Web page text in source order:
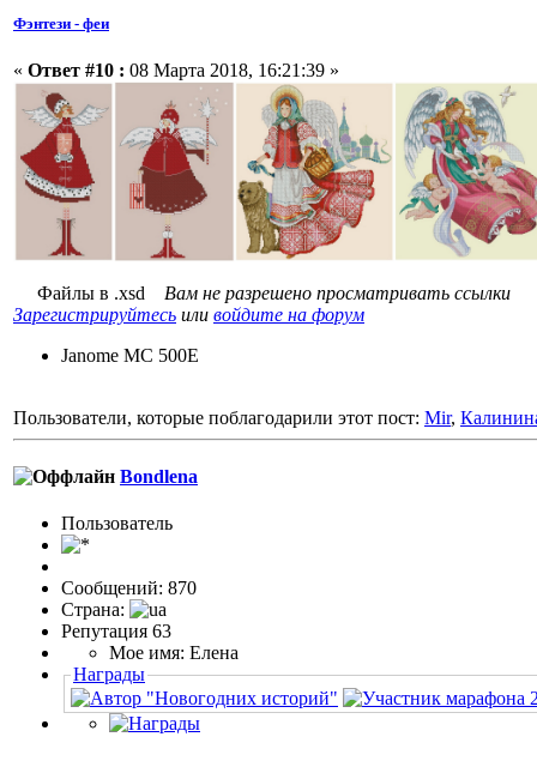
Фэнтези - феи
« Ответ #10 : 08 Марта 2018, 16:21:39 »
Файлы в .xsd Вам не разрешено просматривать ссылки
Зарегистрируйтесь или войдите на форум
Janome MC 500E
Пользователи, которые поблагодарили этот пост: Mir,
Bondlena
Пользовaтeль
Сообщений: 870
Страна:
Репутация 63
Мое имя: Елена
Награды